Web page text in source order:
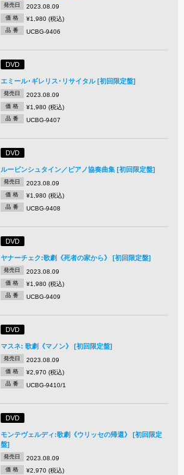
発売日 2023.08.09
価 格 ¥1,980 (税込)
品 番 UCBG-9406
DVD
エミール･ギレリス･リサイタル [初回限定盤]
発売日 2023.08.09
価 格 ¥1,980 (税込)
品 番 UCBG-9407
DVD
ルービンシュタイン／ピアノ協奏曲集 [初回限定盤]
発売日 2023.08.09
価 格 ¥1,980 (税込)
品 番 UCBG-9408
DVD
ヤナーチェク:歌劇《死者の家から》 [初回限定盤]
発売日 2023.08.09
価 格 ¥1,980 (税込)
品 番 UCBG-9409
DVD
マスネ: 歌劇《マノン》 [初回限定盤]
発売日 2023.08.09
価 格 ¥2,970 (税込)
品 番 UCBG-9410/1
DVD
モンテヴェルディ:歌劇《ウリッセの帰還》 [初回限定
盤]
発売日 2023.08.09
価 格 ¥2,970 (税込)